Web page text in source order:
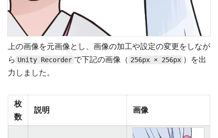
上の画像を元画像とし、画像の加工や設定の変更をしなが
ら Unity Recorder で下記の画像（ 256px × 256px ）を出
力しました。
枚
数
説明 画像